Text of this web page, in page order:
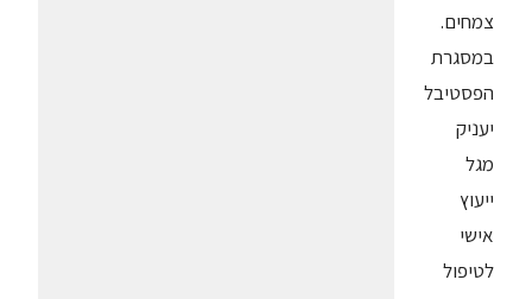
צמחים.
במסגרת
הפסטיבל
יעניק
מגל
ייעוץ
אישי
לטיפול